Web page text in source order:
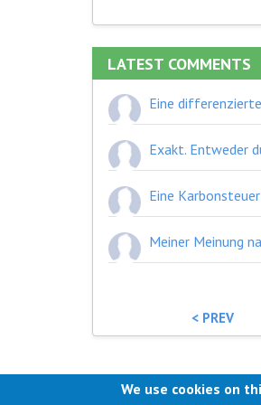
LATEST COMMENTS
< PREV
We use cookies on